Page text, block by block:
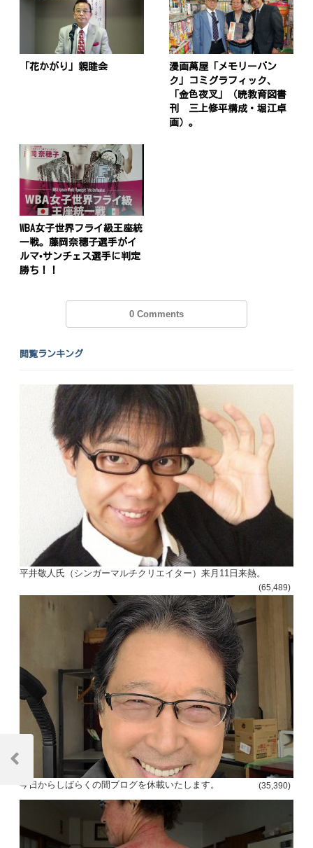
「花かがり」親睦会
漫画萬屋「メモリーバン
ク」コミグラフィック、
「金色夜叉」（暁教育図書
刊 三上修平構成・堀江卓
画）。
WBA女子世界フライ級王座統
一戦。藤岡奈穗子選手がイ
ルマ•サンチェス選手に判定
勝ち！！
0 Comments
稿
Previous
閲覧ランキング
平井敬人氏（シンガーマルチクリエイター）来月11日来熱。
(65,489)
今日からしばらくの間ブログを休載いたします。 (35,390)